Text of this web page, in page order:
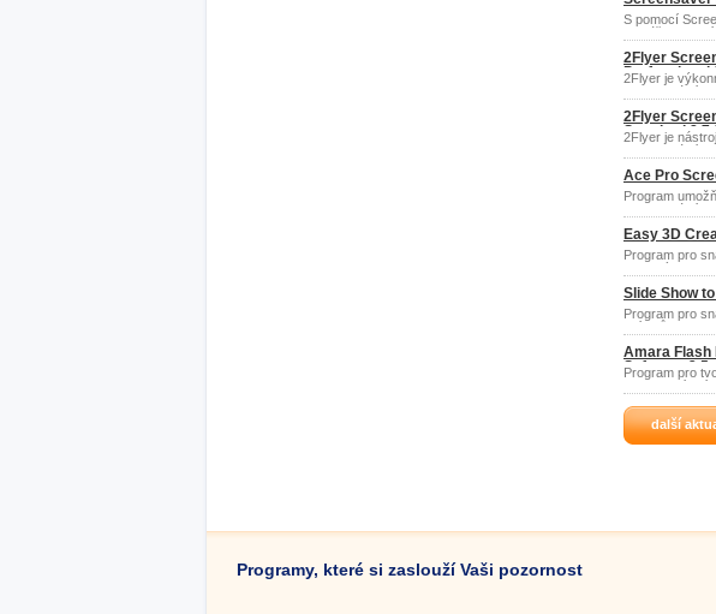
S pomocí
vytvářet
2Flyer
Professional
2Flyer je
2Flyer
Standard
2Flyer je
Ace Pro
Program
určené pro
distribuci,
zkušební dobou.
Easy 3D
Program pro
poutavých 3D
Slide Show
Program pro
snímků.
Amara Flash
Software 2.5
Program pro
prezentací
efekty.
další
Programy, které si zaslouží Vaši pozornost